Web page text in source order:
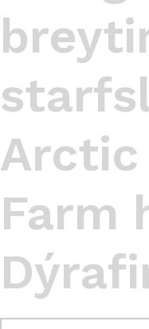
Arctic
Farm